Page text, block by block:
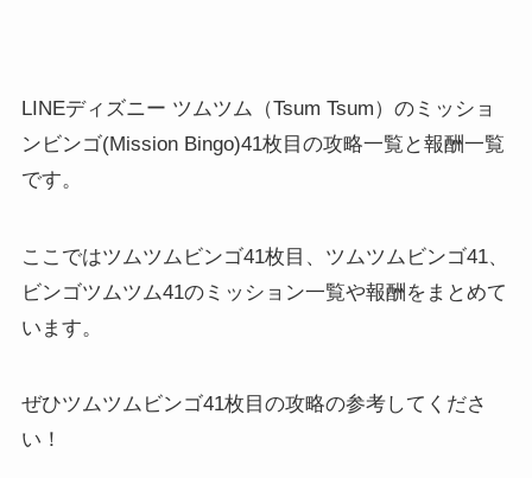
LINEディズニー ツムツム（Tsum Tsum）のミッショ
ンビンゴ(Mission Bingo)41枚目の攻略一覧と報酬一覧
です。
ここではツムツムビンゴ41枚目、ツムツムビンゴ41、
ビンゴツムツム41のミッション一覧や報酬をまとめて
います。
ぜひツムツムビンゴ41枚目の攻略の参考してくださ
い！